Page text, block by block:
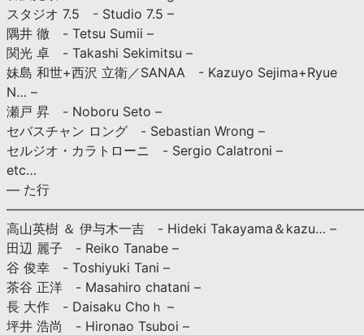
スタジオ 7.5 - Studio 7.5 –
隅井 徹 - Tetsu Sumii –
関光 卓 - Takashi Sekimitsu –
妹島 和世+西沢 立衛／SANAA - Kazuyo Sejima+Ryue
N… –
瀬戸 昇 - Noboru Seto –
セバスチャン ロング - Sebastian Wrong –
セルジオ・カラトローニ - Sergio Calatroni –
etc…
— た行
高山英樹 ＆ 伊与木一吉 - Hideki Takayama＆kazu… –
田辺 麗子 - Reiko Tanabe –
谷 俊幸 - Toshiyuki Tani –
茶谷 正洋 - Masahiro chatani –
長 大作 - Daisaku Choｈ –
坪井 浩尚 - Hironao Tsuboi –